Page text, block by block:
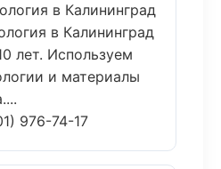
в Калининград
в Калининград
лет. Используем
и материалы
976-74-17